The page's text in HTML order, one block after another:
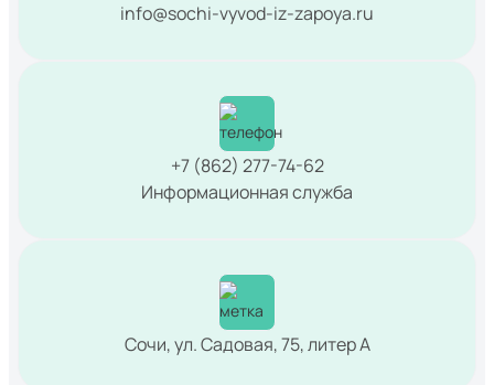
info@sochi-vyvod-iz-zapoya.ru
+7 (862) 277-74-62
Информационная служба
Сочи, ул. Садовая, 75, литер А